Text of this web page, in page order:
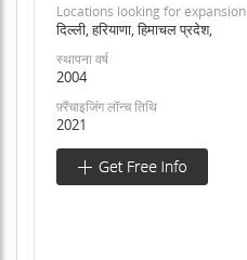
Locations looking for expansion
दिल्ली, हरियाणा, हिमाचल प्रदेश,
स्थापना वर्ष
2004
फ़्रैंचाइजिंग लॉन्च तिथि
2021